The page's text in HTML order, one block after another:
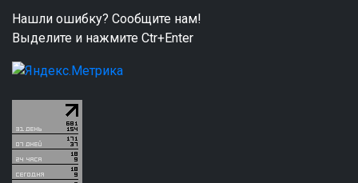
Нашли ошибку? Сообщите нам!
Выделите и нажмите Ctr+Enter